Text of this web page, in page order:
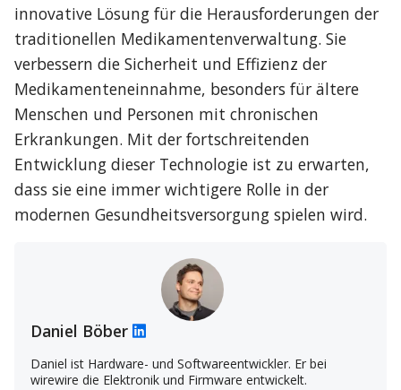
innovative Lösung für die Herausforderungen der
traditionellen Medikamentenverwaltung. Sie
verbessern die Sicherheit und Effizienz der
Medikamenteneinnahme, besonders für ältere
Menschen und Personen mit chronischen
Erkrankungen. Mit der fortschreitenden
Entwicklung dieser Technologie ist zu erwarten,
dass sie eine immer wichtigere Rolle in der
modernen Gesundheitsversorgung spielen wird.
Daniel Böber
Daniel ist Hardware- und Softwareentwickler. Er bei
wirewire die Elektronik und Firmware entwickelt.